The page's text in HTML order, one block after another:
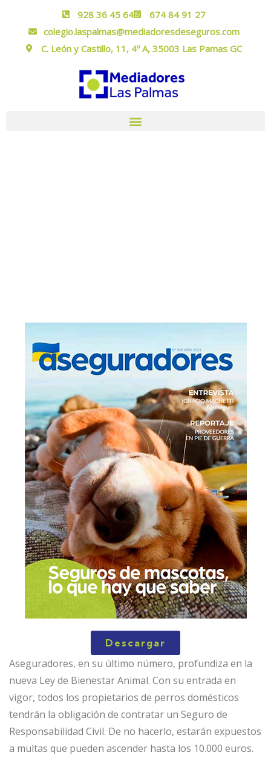
928 36 45 64
674 84 91 27
colegio.laspalmas@mediadoresdeseguros.com
C. León y Castillo, 11, 4º A, 35003 Las Pamas GC
Descargar
Aseguradores, en su último número, profundiza en la
nueva Ley de Bienestar Animal. Con su entrada en
vigor, todos los propietarios de perros domésticos
tendrán la obligación de contratar un Seguro de
Responsabilidad Civil. De no hacerlo, estarán expuestos
a multas que pueden ascender hasta los 10.000 euros.